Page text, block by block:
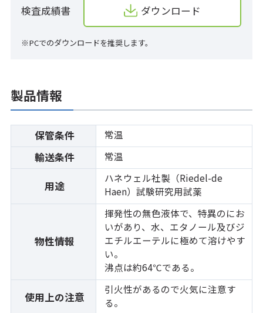
検査成績書 ダウンロード
※PCでのダウンロードを推奨します。
製品情報
保管条件 常温
輸送条件 常温
用途
ハネウェル社製（Riedel-de
Haen）試験研究用試薬
物性情報
揮発性の無色液体で、特異のにお
いがあり、水、エタノール及びジ
エチルエーテルに極めて溶けやす
い。
沸点は約64℃である。
使用上の注意
引火性があるので火気に注意す
る。